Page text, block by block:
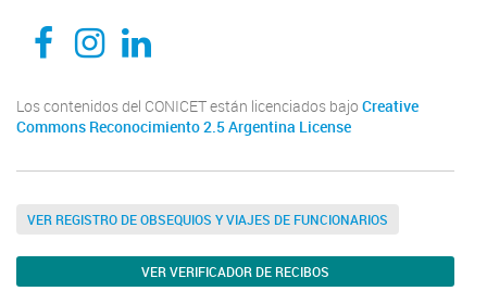
CEDIE, Centro de Investigaciones Endocrinológicas Dr. César Bergadá
CEDIE, Centro de Investigaciones Endocrinológicas Dr. César Bergadá
CEDIE, Centro de Investigaciones Endocrinológicas Dr. César Bergadá
Los contenidos del CONICET están licenciados bajo Creative
Commons Reconocimiento 2.5 Argentina License
VER REGISTRO DE OBSEQUIOS Y VIAJES DE FUNCIONARIOS
VER VERIFICADOR DE RECIBOS